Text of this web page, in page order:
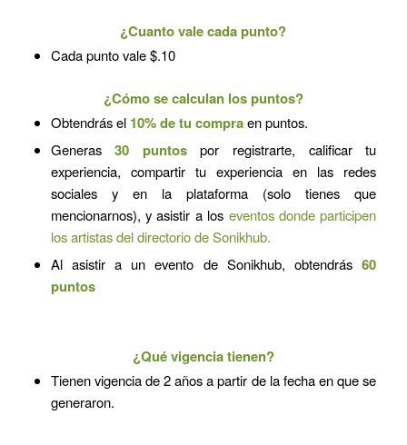
¿Cuanto vale cada punto?
Cada punto vale $.10
¿Cómo se calculan los puntos?
Obtendrás el 10% de tu compraen puntos.
Generas30 puntospor registrarte, calificar tu
experiencia, compartir tu experiencia en las redes
sociales y en la plataforma (solo tienes que
mencionarnos), y asistir a los eventos donde participen
los artistas del directorio de Sonikhub.
Al asistir a un evento de Sonikhub, obtendrás60
puntos
¿Qué vigencia tienen?
Tienen vigencia de 2 años a partir de la fecha en que se
generaron.